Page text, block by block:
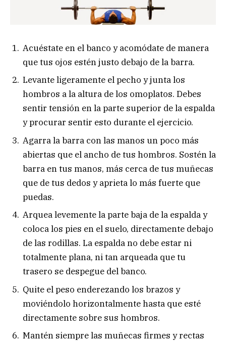
Acuéstate en el banco y acomódate de manera
que tus ojos estén justo debajo de la barra.
Levante ligeramente el pecho y junta los
hombros a la altura de los omoplatos. Debes
sentir tensión en la parte superior de la espalda
y procurar sentir esto durante el ejercicio.
Agarra la barra con las manos un poco más
abiertas que el ancho de tus hombros. Sostén la
barra en tus manos, más cerca de tus muñecas
que de tus dedos y aprieta lo más fuerte que
puedas.
Arquea levemente la parte baja de la espalda y
coloca los pies en el suelo, directamente debajo
de las rodillas. La espalda no debe estar ni
totalmente plana, ni tan arqueada que tu
trasero se despegue del banco.
Quite el peso enderezando los brazos y
moviéndolo horizontalmente hasta que esté
directamente sobre sus hombros.
Mantén siempre las muñecas firmes y rectas